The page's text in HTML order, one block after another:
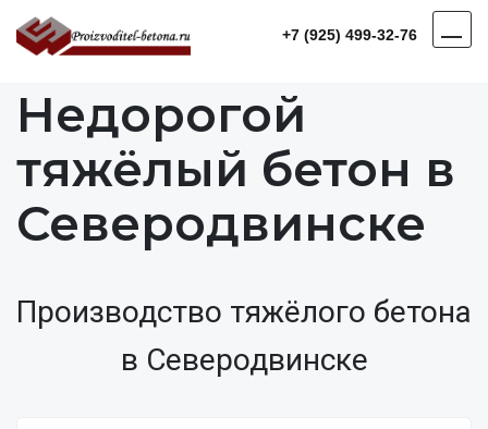
+7 (925) 499-32-76
Недорогой
тяжёлый бетон в
Северодвинске
Производство тяжёлого бетона
в Северодвинске